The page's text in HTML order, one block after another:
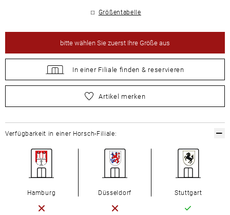
Größentabelle
bittewählen Sie zuerst Ihre Größe aus
In einer Filiale finden & reservieren
wählen Sie zuerst Ihre Größe aus
Artikel merken
Verfügbarkeit in einer Horsch-Filiale:
Hamburg Düsseldorf Stuttgart